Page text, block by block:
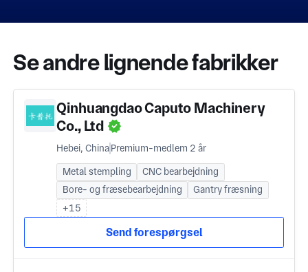
Se andre lignende fabrikker
Qinhuangdao Caputo Machinery
Co., Ltd
Hebei, ChinaPremium-medlem 2 år
Metal stempling
CNC bearbejdning
Bore- og fræsebearbejdning
Gantry fræsning
+15
Send forespørgsel